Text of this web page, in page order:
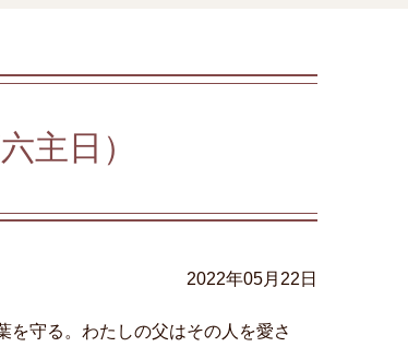
主日）
2022年05月22日
を守る。わたしの父はその人を愛さ